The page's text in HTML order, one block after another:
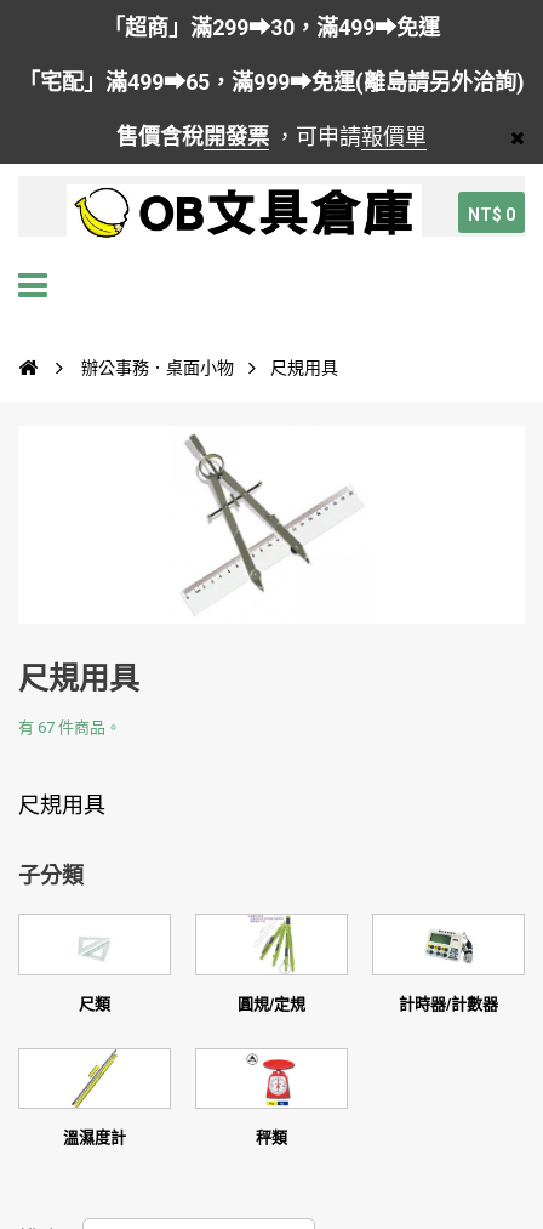
「超商」滿299➡30，滿499➡免運
「宅配」滿499➡65，滿999➡免運(離島請另外洽詢)
售價含稅開發票 ，可申請報價單
NT$ 0
辦公事務．桌面小物 尺規用具
尺規用具
有 67 件商品。
尺規用具
子分類
尺類 圓規/定規 計時器/計數器
溫濕度計 秤類